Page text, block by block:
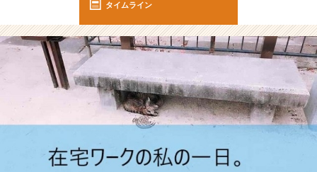
ﾀ
#
2
#
2
5
卒
式
タイムライン